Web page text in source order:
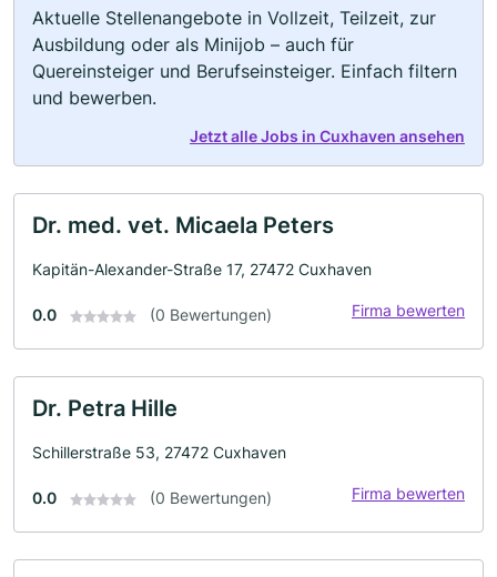
Aktuelle Stellenangebote in Vollzeit, Teilzeit, zur
Ausbildung oder als Minijob – auch für
Quereinsteiger und Berufseinsteiger. Einfach filtern
und bewerben.
Jetzt alle Jobs in Cuxhaven ansehen
Dr. med. vet. Micaela Peters
Kapitän-Alexander-Straße 17, 27472 Cuxhaven
0.0 (0 Bewertungen) Firma bewerten
Dr. Petra Hille
Schillerstraße 53, 27472 Cuxhaven
0.0 (0 Bewertungen) Firma bewerten